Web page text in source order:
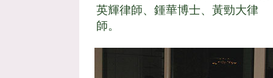
英輝律師、鍾華博士、黃勁大律
師。